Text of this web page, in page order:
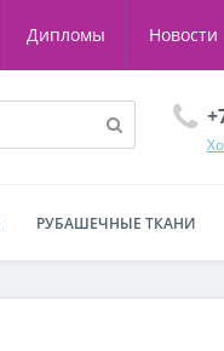
Дипломы Новости
РУБАШЕЧНЫЕ ТКАНИ